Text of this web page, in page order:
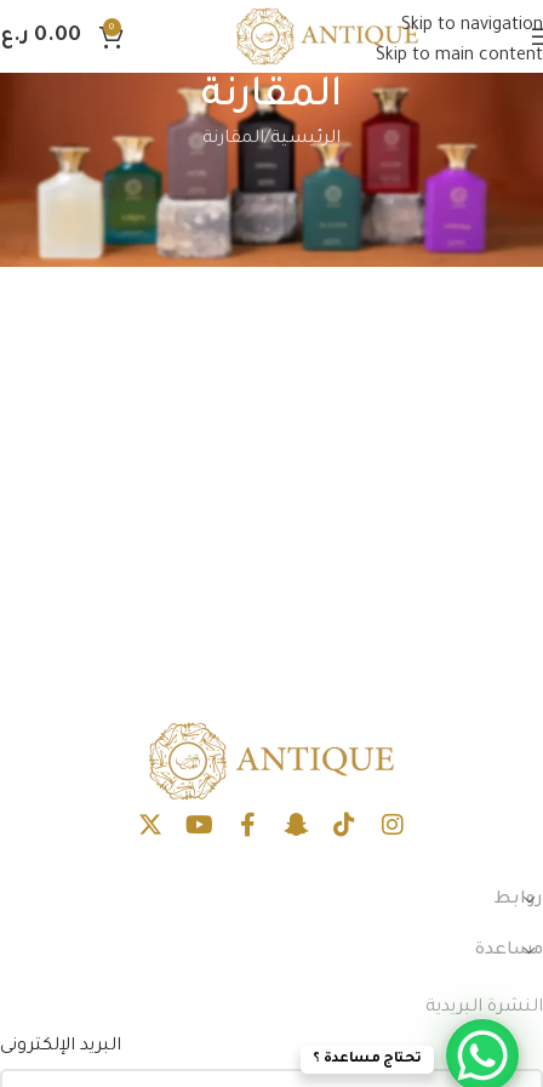
Skip to navigation
Skip to main content
0
0.00
المقارنة
الرئيسية المقارنة
روابط
مساعدة
النشرة البريدية
البريد الإلكترونى
تحتاج مساعدة ؟